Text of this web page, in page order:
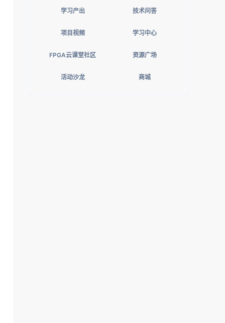
学习产出 技术问答
项目视频 学习中心
FPGA云课堂社区 资源广场
活动沙龙 商城